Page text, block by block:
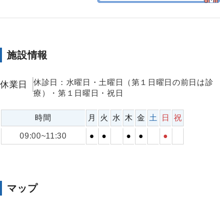
施設情報
休業日
休診日：水曜日・土曜日（第１日曜日の前日は診
療）・第１日曜日・祝日
時間 月 火 水 木 金 土 日 祝
09:00~11:30 ● ● ● ● ●
マップ